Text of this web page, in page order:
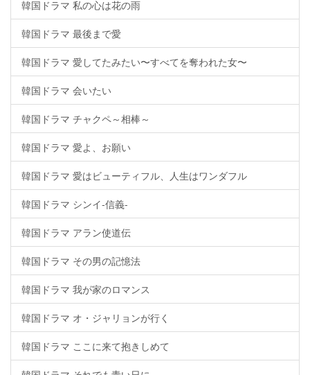
韓国ドラマ 私の心は花の雨
韓国ドラマ 最後まで愛
韓国ドラマ 愛してたみたい〜すべてを奪われた女〜
韓国ドラマ 会いたい
韓国ドラマ チャクペ～相棒～
韓国ドラマ 愛よ、お願い
韓国ドラマ 愛はビューティフル、人生はワンダフル
韓国ドラマ シンイ-信義-
韓国ドラマ アラン使道伝
韓国ドラマ その男の記憶法
韓国ドラマ 我が家のロマンス
韓国ドラマ オ・ジャリョンが行く
韓国ドラマ ここに来て抱きしめて